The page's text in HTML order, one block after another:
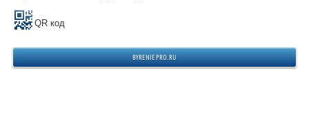
QR код
BYRENIEPRO.RU